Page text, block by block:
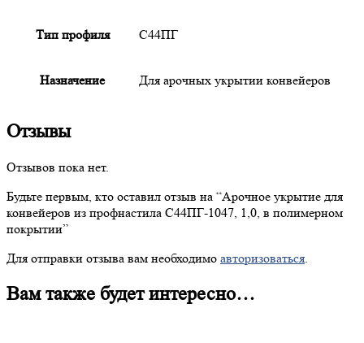
Тип профиля С44ПГ
Назначение Для арочных укрытии конвейеров
Отзывы
Отзывов пока нет.
Будьте первым, кто оставил отзыв на “Арочное укрытие для
конвейеров из профнастила С44ПГ-1047, 1,0, в полимерном
покрытии”
Для отправки отзыва вам необходимо авторизоваться
Вам также будет интересно…